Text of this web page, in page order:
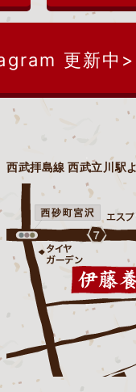
更新中>
西武拝島線 西武立川駅